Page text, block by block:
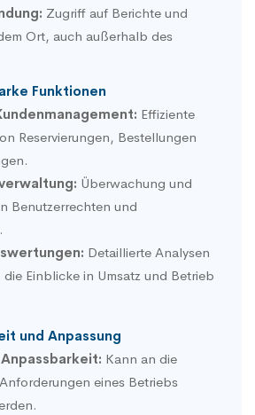
Zugriff auf Berichte und
Ort, auch außerhalb des
Funktionen
Effiziente
Reservierungen, Bestellungen
Überwachung und
Benutzerrechten und
Detaillierte Analysen
Einblicke in Umsatz und Betrieb
und Anpassung
Kann an die
eines Betriebs